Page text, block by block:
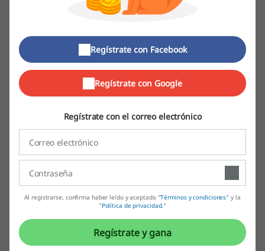
Más sobre Outlet de Viajes:
clickOnero, el especialista en descuentos que te ayudará a darte
todos los gustos que te mereces a precios difíciles de creer
Desde 2012, esta plataforma se ha empeñado exitosamente en
ofrecerle a sus usuarios la posibilidad de aprovechar miles de
Regístrate con Facebook
Regístrate con Google
Regístrate con el correo electrónico
Al registrarse, confirma haber leído y aceptado "Términos y condiciones" y la
"Política de privacidad."
Regístrate y gana